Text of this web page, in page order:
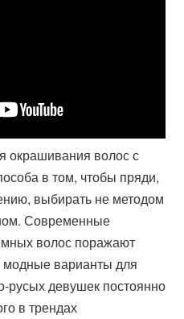
окрашивания волос с
в том, чтобы пряди,
выбирать не методом
Современные
волос поражают
варианты для
русых девушек постоянно
в трендах